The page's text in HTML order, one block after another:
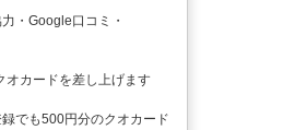
・Google口コミ・
オカードを差し上げます
でも500円分のクオカード